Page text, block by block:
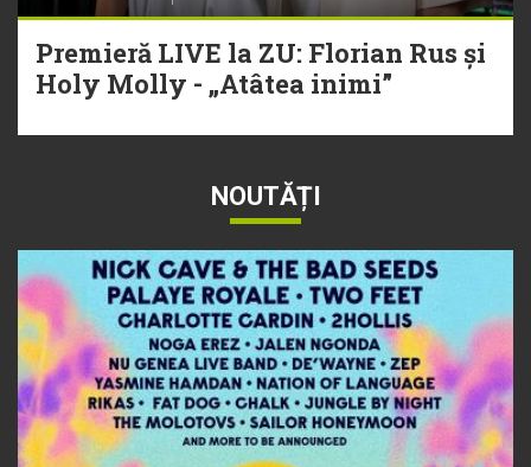
Premieră LIVE la ZU: Florian Rus și
Holy Molly - „Atâtea inimi”
NOUTĂȚI